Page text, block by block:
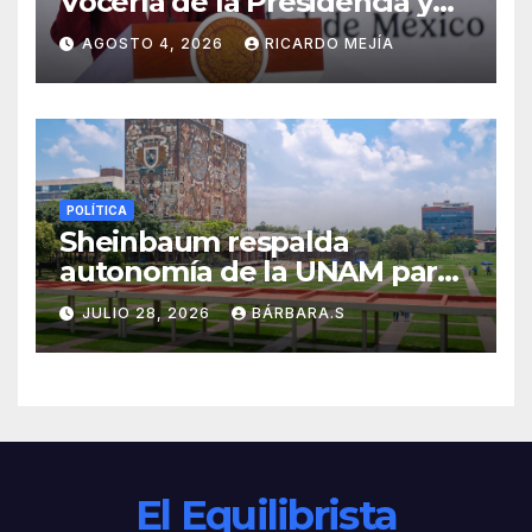
crea nueva Unidad de
Ayudantía
AGOSTO 4, 2026 RICARDO MEJÍA
POLÍTICA
Sheinbaum respalda
autonomía de la UNAM para
resolver polémica por
examen de ingreso
JULIO 28, 2026 BÁRBARA.S
El Equilibrista